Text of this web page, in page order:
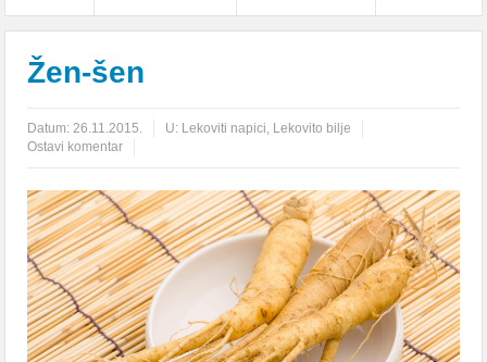
Žen-šen
Datum:26.11.2015. U: Lekoviti napici, Lekovito bilje
Ostavi komentar